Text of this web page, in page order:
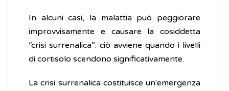
In alcuni casi, la malattia può peggiorare
improvvisamente e causare la cosiddetta
“crisi surrenalica”: ciò avviene quando i livelli
di cortisolo scendono significativamente.
La crisi surrenalica costituisce un'emergenza